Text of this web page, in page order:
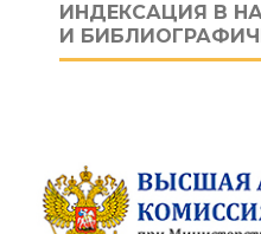
ИНДЕКСАЦИЯ В
И